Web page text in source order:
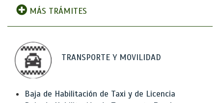
MÁS TRÁMITES
TRANSPORTE Y MOVILIDAD
Baja de Habilitación de Taxi y de Licencia